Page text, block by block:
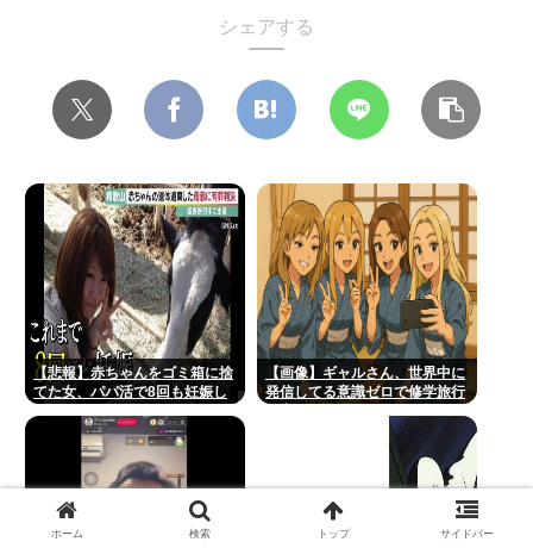
シェアする
【悲報】赤ちゃんをゴミ箱に捨
てた女、パパ活で8回も妊娠し
【画像】ギャルさん、世界中に
発信してる意識ゼロで修学旅行
ｗ 【Pickup08082952】
ホーム 検索 トップ サイドバー